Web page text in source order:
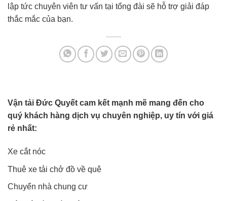
lập tức chuyên viên tư vấn tại tổng đài sẽ hỗ trợ giải đáp
thắc mắc của bạn.
Vận tải Đức Quyết cam kết mạnh mẽ mang đến cho
quý khách hàng dịch vụ chuyên nghiệp, uy tín với giá
rẻ nhất:
Xe cắt nóc
Thuê xe tải chở đồ về quê
Chuyển nhà chung cư